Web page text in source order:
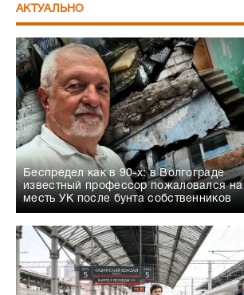
АКТУАЛЬНО
Беспредел как в 90-х: в Волгограде
известный профессор пожаловался на
месть УК после бунта собственников